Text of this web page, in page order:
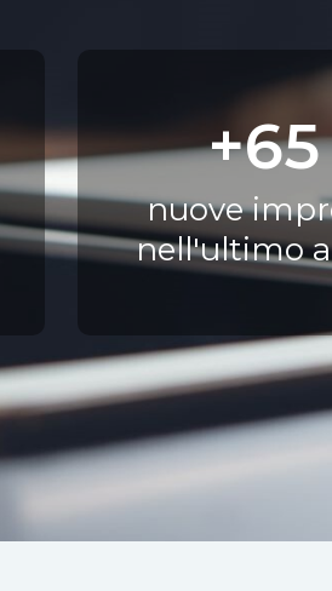
+65
nuove
nell'ultimo